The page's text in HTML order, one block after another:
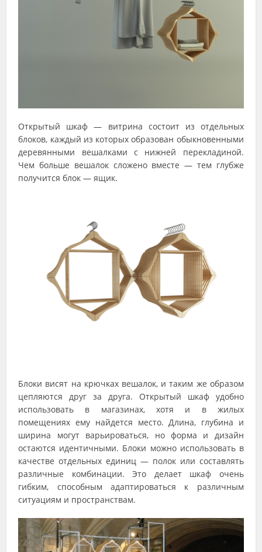
Открытый шкаф — витрина состоит из отдельных
блоков, каждый из которых образован обыкновенными
деревянными вешалками с нижней перекладиной.
Чем больше вешалок сложено вместе — тем глубже
получится блок — ящик.
Блоки висят на крючках вешалок, и таким же образом
цепляются друг за друга. Открытый шкаф удобно
использовать в магазинах, хотя и в жилых
помещениях ему найдется место. Длина, глубина и
ширина могут варьироваться, но форма и дизайн
остаются идентичными. Блоки можно использовать в
качестве отдельных единиц — полок или составлять
различные комбинации. Это делает шкаф очень
гибким, способным адаптироваться к различным
ситуациям и пространствам.